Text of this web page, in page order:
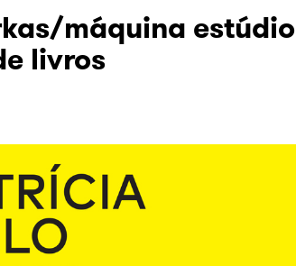
máquina estúdio
livros